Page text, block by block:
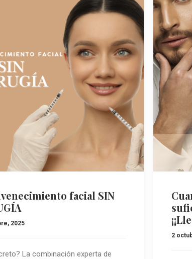
facial SIN
2025
La combinación experta de
2